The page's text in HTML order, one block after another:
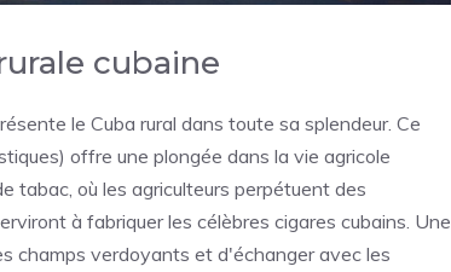
cubaine
le Cuba rural dans toute sa splendeur. Ce
offre une plongée dans la vie agricole
tabac, où les agriculteurs perpétuent des
à fabriquer les célèbres cigares cubains. Une
champs verdoyants et d'échanger avec les